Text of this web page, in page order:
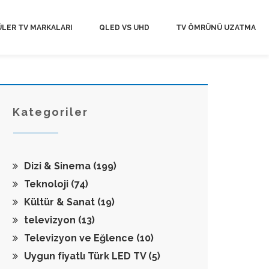
TV MARKALARI QLED VS UHD TV ÖMRÜNÜ UZATMA
Kategoriler
Dizi & Sinema (199)
Teknoloji (74)
Kültür & Sanat (19)
televizyon (13)
Televizyon ve Eğlence (10)
Uygun fiyatlı Türk LED TV (5)